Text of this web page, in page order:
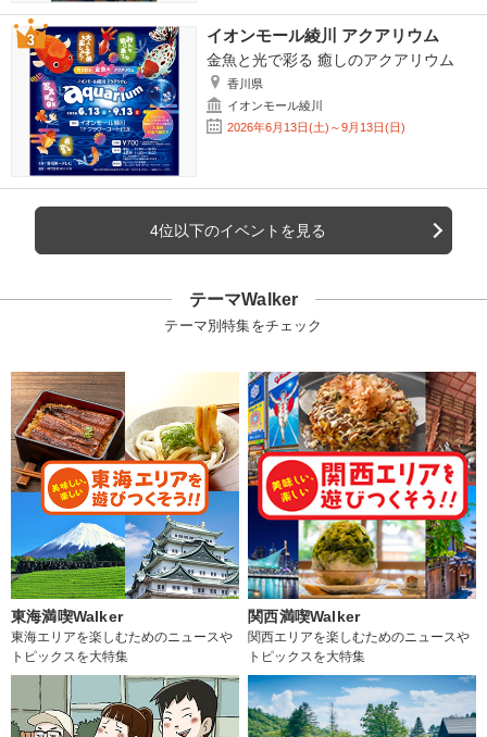
イオンモール綾川 アクアリウム
金魚と光で彩る 癒しのアクアリウム
香川県
イオンモール綾川
2026年6月13日(土)～9月13日(日)
4位以下のイベントを見る
テーマWalker
テーマ別特集をチェック
東海満喫Walker
東海エリアを楽しむためのニュースや
トピックスを大特集
関西満喫Walker
関西エリアを楽しむためのニュースや
トピックスを大特集